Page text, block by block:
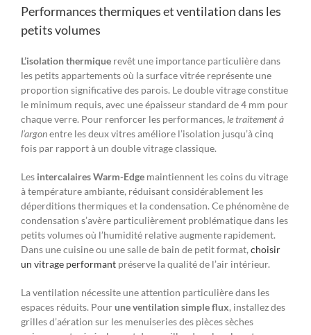
Performances thermiques et ventilation dans les
petits volumes
L’isolation thermique revêt une importance particulière dans
les petits appartements où la surface vitrée représente une
proportion significative des parois. Le double vitrage constitue
le minimum requis, avec une épaisseur standard de 4 mm pour
chaque verre. Pour renforcer les performances, le traitement à
l’argonentre les deux vitres améliore l’isolation jusqu’à cinq
fois par rapport à un double vitrage classique.
Les intercalaires Warm-Edge maintiennent les coins du vitrage
à température ambiante, réduisant considérablement les
déperditions thermiques et la condensation. Ce phénomène de
condensation s’avère particulièrement problématique dans les
petits volumes où l’humidité relative augmente rapidement.
Dans une cuisine ou une salle de bain de petit format, choisir
un vitrage performant préserve la qualité de l’air intérieur.
La ventilation nécessite une attention particulière dans les
espaces réduits. Pourune ventilation simple flux, installez des
grilles d’aération sur les menuiseries des pièces sèches